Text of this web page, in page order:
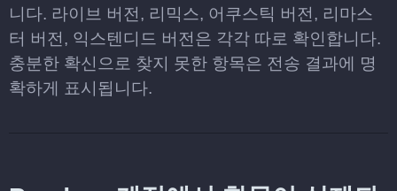
니다. 라이브 버전, 리믹스, 어쿠스틱 버전, 리마스
터 버전, 익스텐디드 버전은 각각 따로 확인합니다.
충분한 확신으로 찾지 못한 항목은 전송 결과에 명
확하게 표시됩니다.